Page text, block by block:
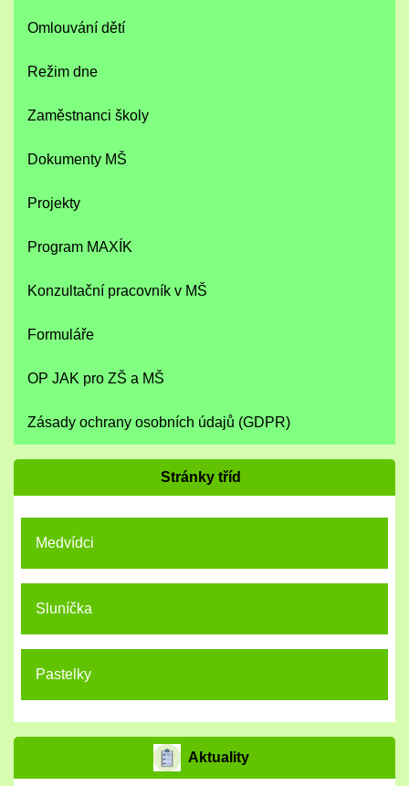
Omlouvání dětí
Režim dne
Zaměstnanci školy
Dokumenty MŠ
Projekty
Program MAXÍK
Konzultační pracovník v MŠ
Formuláře
OP JAK pro ZŠ a MŠ
Zásady ochrany osobních údajů (GDPR)
Stránky tříd
Medvídci
Sluníčka
Pastelky
Aktuality